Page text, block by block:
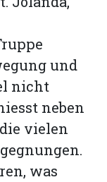
und
nicht
neben
vielen
was